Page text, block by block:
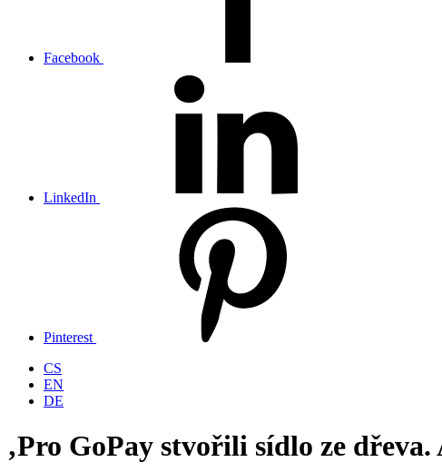
Facebook
LinkedIn
Pinterest
CS
EN
DE
‚Pro GoPay stvořili sídlo ze